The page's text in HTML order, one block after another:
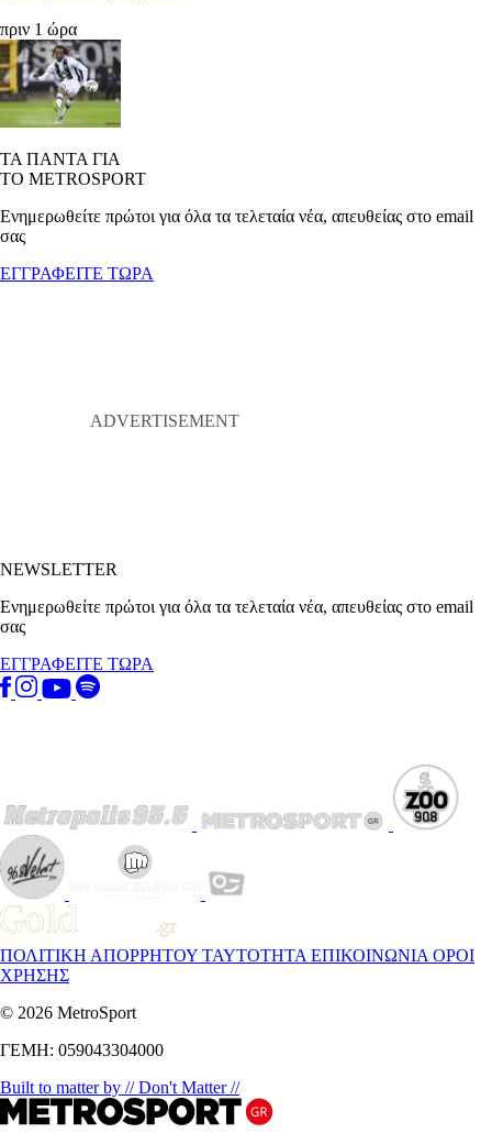
πριν 1 ώρα
ΤΑ ΠΑΝΤΑ ΓΙΑ
ΤΟ METROSPORT
Ενημερωθείτε πρώτοι για όλα τα τελεταία νέα, απευθείας στο email
σας
ΕΓΓΡΑΦΕΙΤΕ ΤΩΡΑ
NEWSLETTER
Ενημερωθείτε πρώτοι για όλα τα τελεταία νέα, απευθείας στο email
σας
ΕΓΓΡΑΦΕΙΤΕ ΤΩΡΑ
ΠΟΛΙΤΙΚΗ ΑΠΟΡΡΗΤΟΥ ΤΑΥΤΟΤΗΤΑ ΕΠΙΚΟΙΝΩΝΙΑ ΟΡΟΙ
ΧΡΗΣΗΣ
© 2026 MetroSport
ΓΕΜΗ: 059043304000
Built to matter by // Don't Matter //